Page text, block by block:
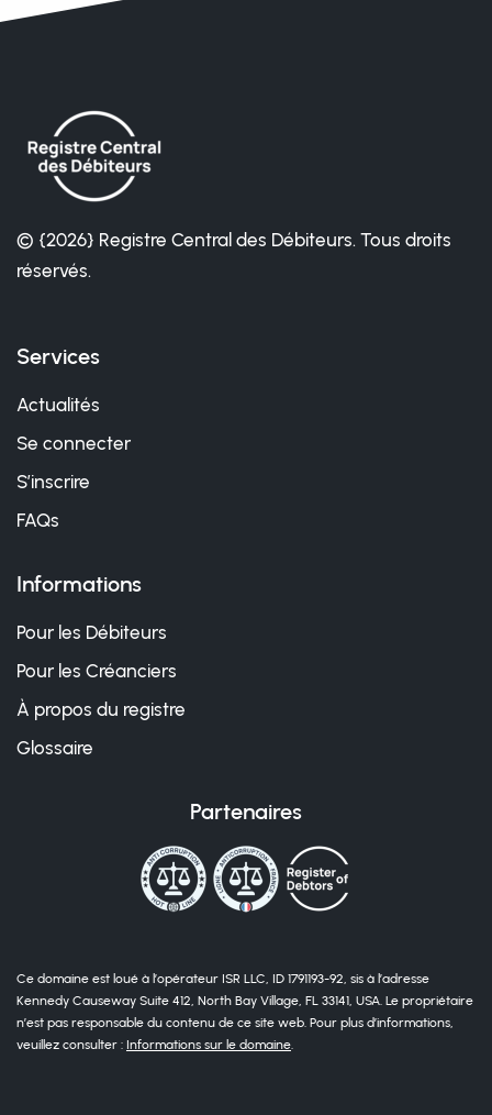
© {2026} Registre Central des Débiteurs. Tous droits
réservés.
Services
Actualités
Se connecter
S’inscrire
FAQs
Informations
Pour les Débiteurs
Pour les Créanciers
À propos du registre
Glossaire
Partenaires
Ce domaine est loué à l’opérateur ISR LLC, ID 1791193-92, sis à l’adresse
Kennedy Causeway Suite 412, North Bay Village, FL 33141, USA. Le propriétaire
n’est pas responsable du contenu de ce site web. Pour plus d’informations,
veuillez consulter : Informations sur le domaine.